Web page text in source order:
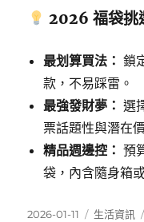
2026 福袋挑
最划算買法： 鎖
款，不易踩雷。
最強發財夢： 選
票話題性與潛在
精品週邊控： 預
袋，內含隨身箱
發
2026-01-11
分
生活資訊